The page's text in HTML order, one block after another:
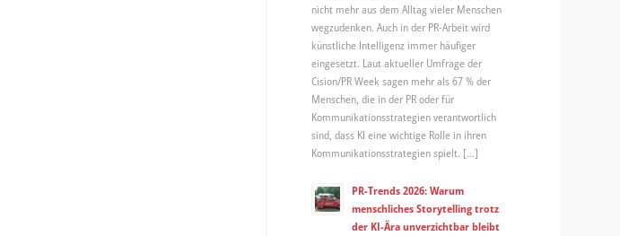
nicht mehr aus dem Alltag vieler Menschen
wegzudenken. Auch in der PR-Arbeit wird
künstliche Intelligenz immer häufiger
eingesetzt. Laut aktueller Umfrage der
Cision/PR Week sagen mehr als 67 % der
Menschen, die in der PR oder für
Kommunikationsstrategien verantwortlich
sind, dass KI eine wichtige Rolle in ihren
Kommunikationsstrategien spielt. […]
PR-Trends 2026: Warum
menschliches Storytelling trotz
der KI-Ära unverzichtbar bleibt